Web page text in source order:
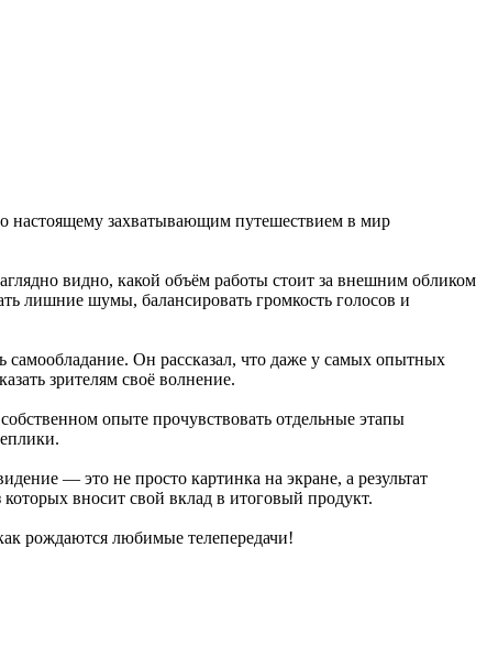
настоящему захватывающим путешествием в мир
видно, какой объём работы стоит за внешним обликом
лишние шумы, балансировать громкость голосов и
Он рассказал, что даже у самых опытных
зрителям своё волнение.
опыте прочувствовать отдельные этапы
— это не просто картинка на экране, а результат
вносит свой вклад в итоговый продукт.
рождаются любимые телепередачи!